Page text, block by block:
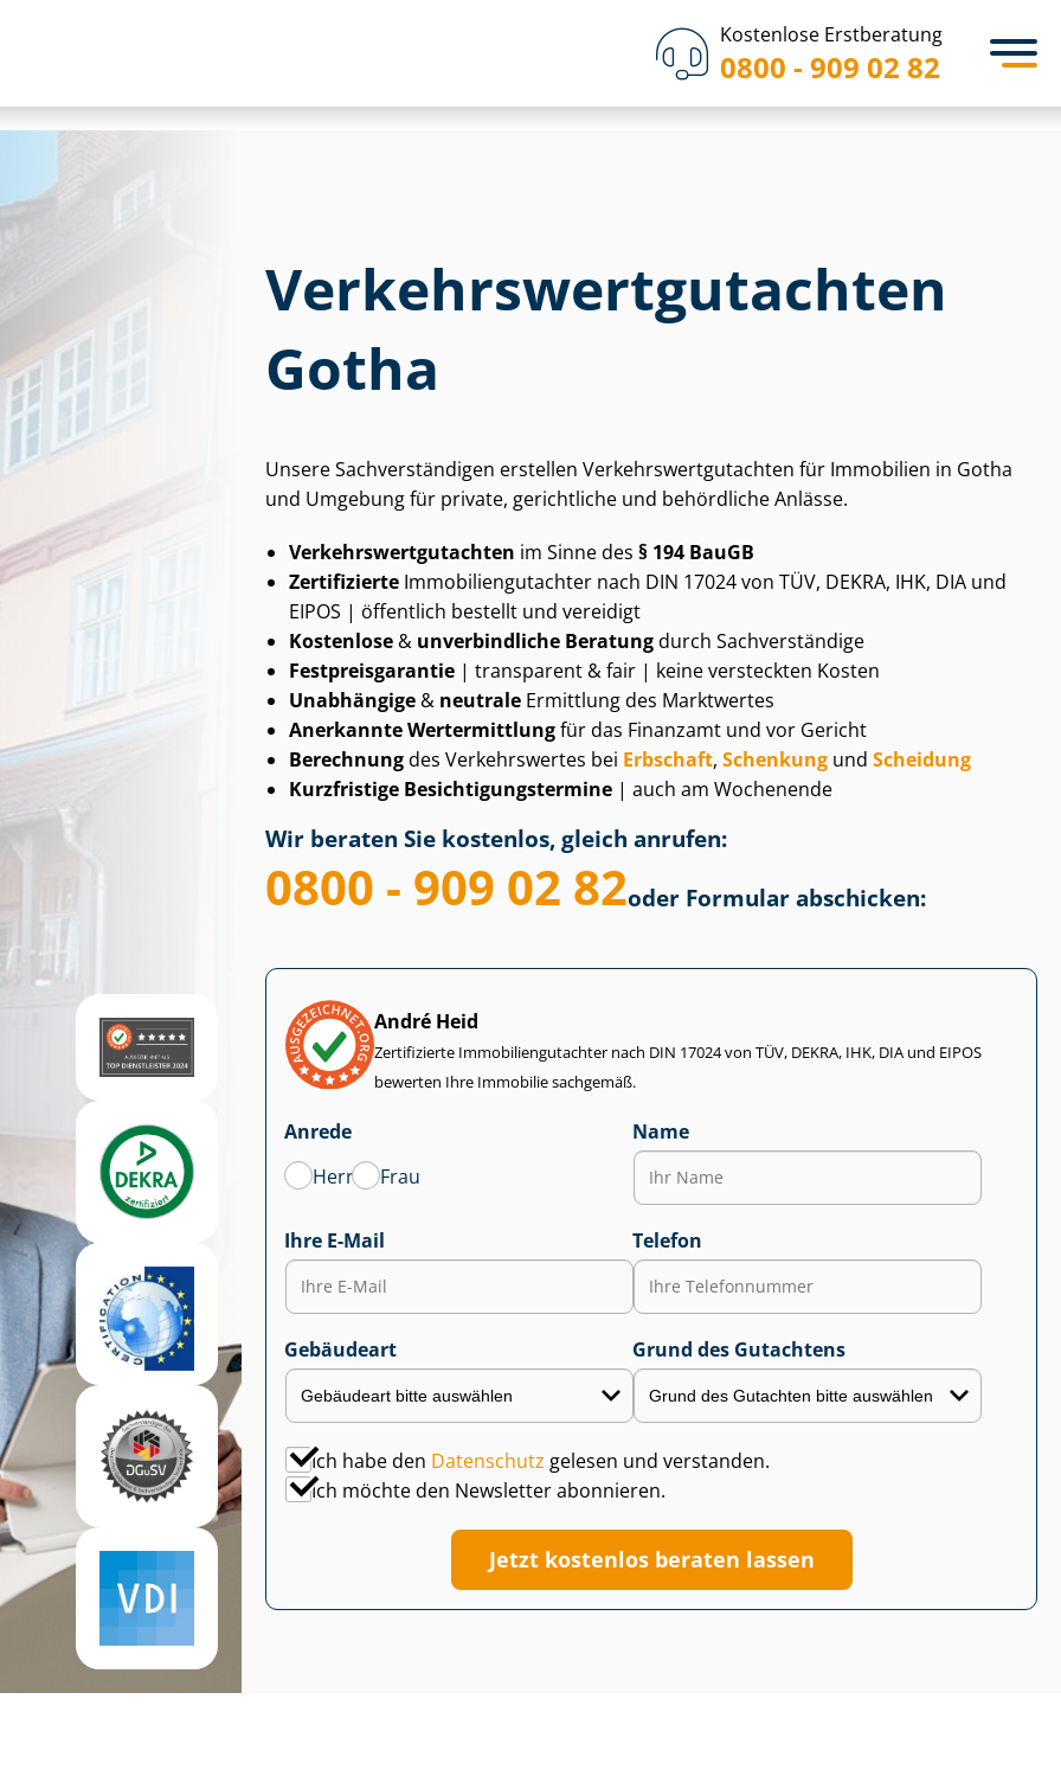
Kostenlose Erstberatung
0800 - 909 02 82
Ver­kehrs­wert­gut­ach­ten
Gotha
Unsere Sach­ver­stän­di­gen erstellen Ver­kehrs­wert­gut­ach­ten für Immobilien in Gotha
und Umgebung für private, gerichtliche und behördliche Anlässe.
Ver­kehrs­wert­gut­ach­ten im Sinne des § 194 BauGB
Zertifizierte Im­mo­bi­li­en­gut­ach­ter nach DIN 17024 von TÜV, DEKRA, IHK, DIA und
EIPOS | öffentlich bestellt und vereidigt
Kostenlose & unverbindliche Beratungdurch Sachverständige
Fest­preis­ga­ran­tie | transparent & fair | keine versteckten Kosten
Unabhängige & neutrale Ermittlung des Marktwertes
Anerkannte Wertermittlungfür das Finanzamt und vor Gericht
Berechnungdes Verkehrswertes bei Erbschaft, Schenkung und Scheidung
Kurzfristige Be­sich­ti­gungs­ter­mi­ne | auch am Wochenende
Wir beraten Sie kostenlos, gleich anrufen:
0800 - 909 02 82oder Formular abschicken:
André Heid
Zertifizierte Im­mo­bi­li­en­gut­ach­ter nach DIN 17024 von TÜV, DEKRA, IHK, DIA und EIPOS
bewerten Ihre Immobilie sachgemäß.
Anrede
Herr
Frau
Name
Ihre E-Mail Telefon
Gebäudeart Grund des Gutachtens
Ich habe den Datenschutz gelesen und verstanden.
Ich möchte den Newsletter abonnieren.
Jetzt kostenlos beraten lassen